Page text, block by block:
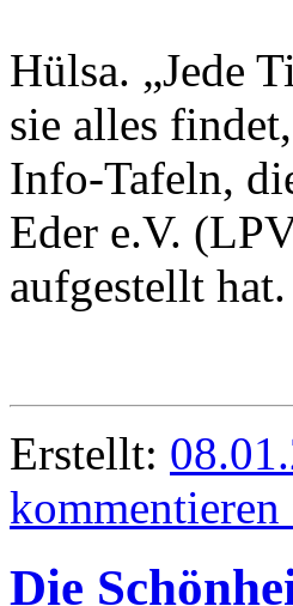
Hülsa. „Jede
sie alles
Info-Tafeln,
Eder e.V.
aufgestellt hat.
Erstellt:
kommentieren
Die